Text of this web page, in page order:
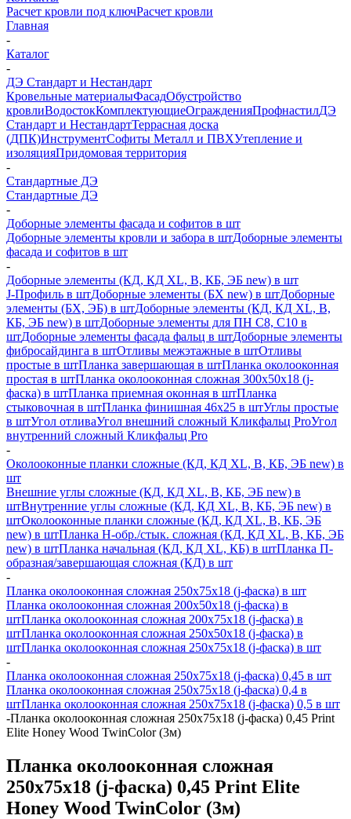
Расчет кровли под ключРасчет кровли
Главная
-
Каталог
-
ДЭ Стандарт и Нестандарт
Кровельные материалыФасадОбустройство
кровлиВодостокКомплектующиеОгражденияПрофнастилДЭ
Стандарт и НестандартТеррасная доска
(ДПК)ИнструментСофиты Металл и ПВХУтепление и
изоляцияПридомовая территория
-
Стандартные ДЭ
Стандартные ДЭ
-
Доборные элементы фасада и софитов в шт
Доборные элементы кровли и забора в штДоборные элементы
фасада и софитов в шт
-
Доборные элементы (КД, КД XL, В, КБ, ЭБ new) в шт
J-Профиль в штДоборные элементы (БХ new) в штДоборные
элементы (БХ, ЭБ) в штДоборные элементы (КД, КД XL, В,
КБ, ЭБ new) в штДоборные элементы для ПН С8, С10 в
штДоборные элементы фасада фальц в штДоборные элементы
фибросайдинга в штОтливы межэтажные в штОтливы
простые в штПланка завершающая в штПланка околооконная
простая в штПланка околооконная сложная 300х50х18 (j-
фаска) в штПланка приемная оконная в штПланка
стыковочная в штПланка финишная 46х25 в штУглы простые
в штУгол отливаУгол внешний сложный Кликфальц ProУгол
внутренний сложный Кликфальц Pro
-
Околооконные планки сложные (КД, КД XL, В, КБ, ЭБ new) в
шт
Внешние углы сложные (КД, КД XL, В, КБ, ЭБ new) в
штВнутренние углы сложные (КД, КД XL, В, КБ, ЭБ new) в
штОколооконные планки сложные (КД, КД XL, В, КБ, ЭБ
new) в штПланка H-обр./стык. сложная (КД, КД XL, В, КБ, ЭБ
new) в штПланка начальная (КД, КД XL, КБ) в штПланка П-
образная/завершающая сложная (КД) в шт
-
Планка околооконная сложная 250х75х18 (j-фаска) в шт
Планка околооконная сложная 200х50х18 (j-фаска) в
штПланка околооконная сложная 200х75х18 (j-фаска) в
штПланка околооконная сложная 250х50х18 (j-фаска) в
штПланка околооконная сложная 250х75х18 (j-фаска) в шт
-
Планка околооконная сложная 250х75х18 (j-фаска) 0,45 в шт
Планка околооконная сложная 250х75х18 (j-фаска) 0,4 в
штПланка околооконная сложная 250х75х18 (j-фаска) 0,5 в шт
-Планка околооконная сложная 250х75х18 (j-фаска) 0,45 Print
Elite Honey Wood TwinColor (3м)
Планка околооконная сложная
250х75х18 (j-фаска) 0,45 Print Elite
Honey Wood TwinColor (3м)